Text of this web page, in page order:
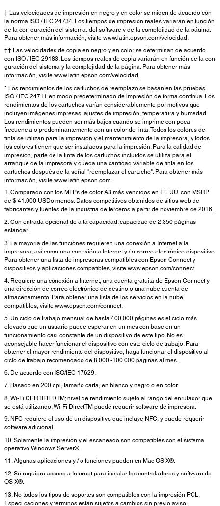
† Las velocidades de impresión en negro y en color se miden de acuerdo con
la norma ISO / IEC 24734. Los tiempos de impresión reales variarán en función
de la con guración del sistema, del software y de la complejidad de la página.
Para obtener más información, visite www.latin.epson.com/velocidad.
†† Las velocidades de copia en negro y en color se determinan de acuerdo
con ISO / IEC 29183. Los tiempos reales de copia variarán en función de la con
guración del sistema y la complejidad de la página. Para obtener más
información, visite www.latin.epson.com/velocidad.
* Los rendimientos de los cartuchos de reemplazo se basan en las pruebas
ISO / IEC 24711 en modo predeterminado de impresión de forma continua. Los
rendimientos de los cartuchos varían considerablemente por motivos que
incluyen imágenes impresas, ajustes de impresión, temperatura y humedad.
Los rendimientos pueden ser más bajos cuando se imprime con poca
frecuencia o predominantemente con un color de tinta. Todos los colores de
tinta se utilizan para la impresión y el mantenimiento de la impresora, y todos
los colores tienen que ser instalados para la impresión. Para la calidad de
impresión, parte de la tinta de los cartuchos incluidos se utiliza para el
arranque de la impresora y queda una cantidad variable de tinta en los
cartuchos después de la señal "reemplazar el cartucho". Para obtener más
información, visite www.latin.epson.com.
1. Comparado con los MFPs de color A3 más vendidos en EE.UU. con MSRP
de $ 41.000 USDo menos. Datos competitivos obtenidos de sitios web de
fabricantes y fuentes de la industria de terceros a partir de noviembre de 2016.
2. Con entrada opcional de alta capacidad; capacidad de 2.350 páginas
estándar.
3. La mayoría de las funciones requieren una conexión a Internet a la
impresora, así como una conexión a Internet y / o correo electrónico dispositivo.
Para obtener una lista de impresoras compatibles con Epson Connect y
dispositivos y aplicaciones compatibles, visite www.epson.com/connect.
4. Requiere una conexión a Internet, una cuenta gratuita de Epson Connect y
una dirección de correo electrónico de destino o una nube cuenta de
almacenamiento. Para obtener una lista de los servicios en la nube
compatibles, visite www.epson.com/connect.
5. Un ciclo de trabajo mensual de hasta 400.000 páginas es el ciclo más
elevado que un usuario puede esperar en un mes con base en un
funcionamiento casi constante de un dispositivo de este tipo. No es
aconsejable hacer funcionar el dispositivo con este ciclo de trabajo. Para
obtener el mayor rendimiento del dispositivo, haga funcionar el dispositivo al
ciclo de trabajo recomendado de 8.000 -100.000 páginas al mes.
6. De acuerdo con ISO/IEC 17629.
7. Basado en 200 dpi, tamaño carta, en blanco y negro o en color.
8. Wi-Fi CERTIFIEDTM; nivel de rendimiento sujeto al rango del enrutador que
se está utilizando. Wi-Fi DirectTM puede requerir software de impresora.
9. NFC requiere el uso de un dispositivo que incluye NFC, y puede requerir
software adicional.
10. Solamente la impresión y el escaneado son compatibles con el sistema
operativo Windows Server®.
11. Algunas aplicaciones y / o funciones pueden en Mac OS X®.
12. Se requiere acceso a Internet para instalar los controladores y software de
OS X®.
13. No todos los tipos de soportes son compatibles con la impresión PCL.
Especi caciones y términos están sujetos a cambios sin previo aviso.